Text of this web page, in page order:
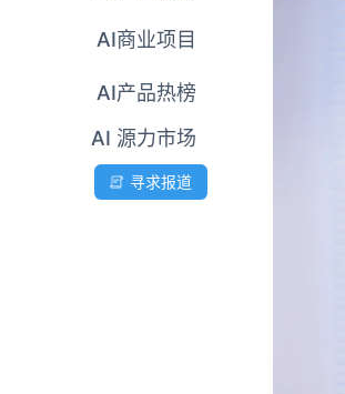
AI商业项目
AI产品热榜
AI 源力市场
寻求报道